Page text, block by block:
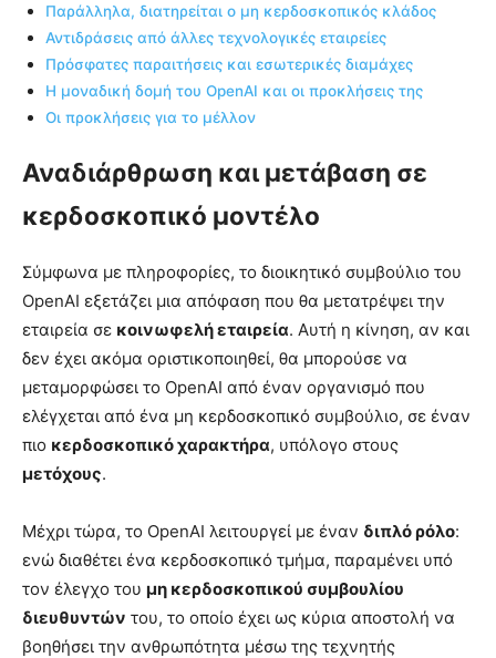
Παράλληλα, διατηρείται ο μη κερδοσκοπικός κλάδος
Αντιδράσεις από άλλες τεχνολογικές εταιρείες
Πρόσφατες παραιτήσεις και εσωτερικές διαμάχες
Η μοναδική δομή του OpenAI και οι προκλήσεις της
Οι προκλήσεις για το μέλλον
Αναδιάρθρωση και μετάβαση σε
κερδοσκοπικό μοντέλο
Σύμφωνα με πληροφορίες, το διοικητικό συμβούλιο του
OpenAI εξετάζει μια απόφαση που θα μετατρέψει την
εταιρεία σε κοινωφελή εταιρεία. Αυτή η κίνηση, αν και
δεν έχει ακόμα οριστικοποιηθεί, θα μπορούσε να
μεταμορφώσει το OpenAI από έναν οργανισμό που
ελέγχεται από ένα μη κερδοσκοπικό συμβούλιο, σε έναν
πιο κερδοσκοπικό χαρακτήρα, υπόλογο στους
μετόχους.
Μέχρι τώρα, το OpenAI λειτουργεί με έναν διπλό ρόλο:
ενώ διαθέτει ένα κερδοσκοπικό τμήμα, παραμένει υπό
τον έλεγχο του μη κερδοσκοπικού συμβουλίου
διευθυντών του, το οποίο έχει ως κύρια αποστολή να
βοηθήσει την ανθρωπότητα μέσω της τεχνητής